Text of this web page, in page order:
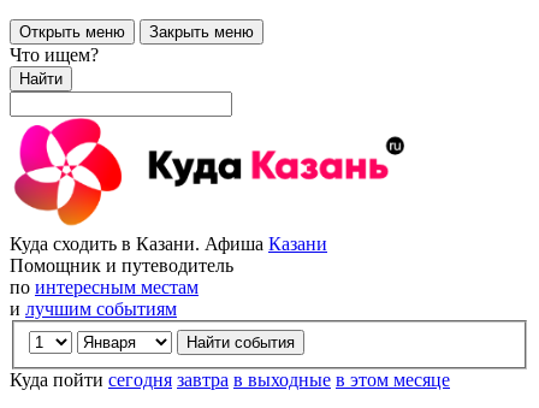
Открыть меню Закрыть меню
Что ищем?
Найти
Куда сходить в Казани. Афиша Казани
Помощник и путеводитель
по интересным местам
и лучшим событиям
Куда пойти сегодня завтра в выходные в этом месяце